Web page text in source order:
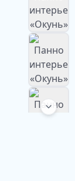
недоступно
недоступно